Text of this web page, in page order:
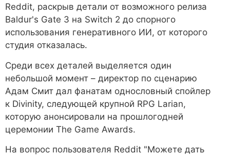
Reddit, раскрыв детали от возможного релиза
Baldur's Gate 3 на Switch 2 до спорного
использования генеративного ИИ, от которого
студия отказалась.
Среди всех деталей выделяется один
небольшой момент – директор по сценарию
Адам Смит дал фанатам однословный спойлер
к Divinity, следующей крупной RPG Larian,
которую анонсировали на прошлогодней
церемонии The Game Awards.
На вопрос пользователя Reddit "Можете дать